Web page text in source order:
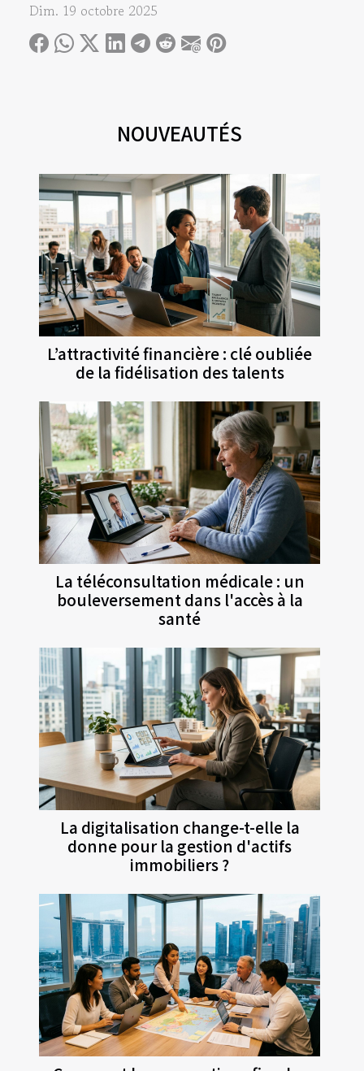
NOUVEAUTÉS
L’attractivité financière : clé oubliée
de la fidélisation des talents
La téléconsultation médicale : un
bouleversement dans l'accès à la
santé
La digitalisation change-t-elle la
donne pour la gestion d'actifs
immobiliers ?
Dim. 19 octobre 2025